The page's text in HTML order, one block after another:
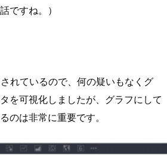
ですね。）
れているので、何の疑いもなくグ
を可視化しましたが、グラフにして
のは非常に重要です。